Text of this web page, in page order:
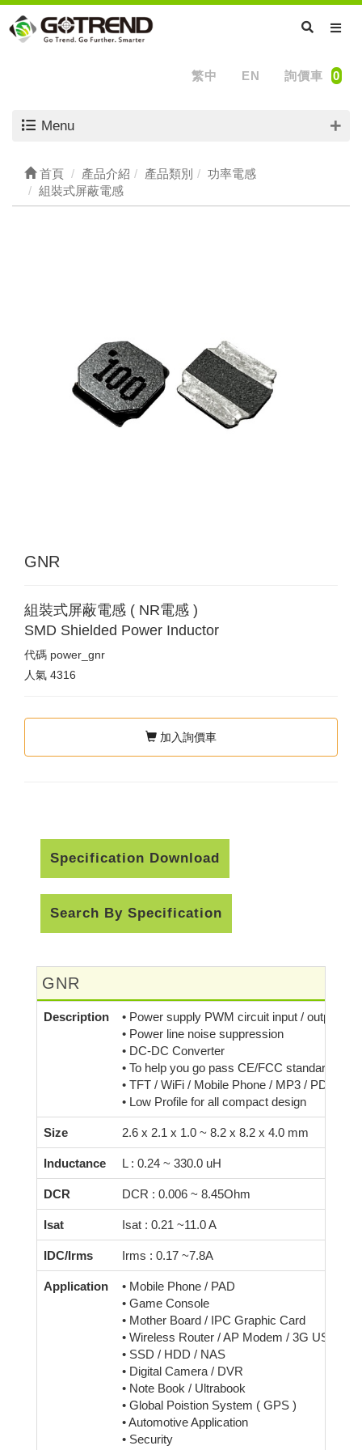
繁中 EN 詢價車 0
Menu
首頁 產品介紹 產品類別
功率電感
組裝式屏蔽電感
GNR
組裝式屏蔽電感 ( NR電感 )
SMD Shielded Power Inductor
代碼 power_gnr
人氣 4316
加入詢價車
Specification Download
Search By Specification
GNR
Description
• Power supply PWM circuit input / output
• Power line noise suppression
• DC-DC Converter
• To help you go pass CE/FCC standard
• TFT / WiFi / Mobile Phone / MP3 / PDA ....
• Low Profile for all compact design
Size 2.6 x 2.1 x 1.0 ~ 8.2 x 8.2 x 4.0 mm
Inductance L : 0.24 ~ 330.0 uH
DCR DCR : 0.006 ~ 8.45Ohm
Isat Isat : 0.21 ~11.0 A
IDC/Irms Irms : 0.17 ~7.8A
Application
• Mobile Phone / PAD
• Game Console
• Mother Board / IPC Graphic Card
• Wireless Router / AP Modem / 3G USB
• SSD / HDD / NAS
• Digital Camera / DVR
• Note Book / Ultrabook
• Global Poistion System ( GPS )
• Automotive Application
• Security